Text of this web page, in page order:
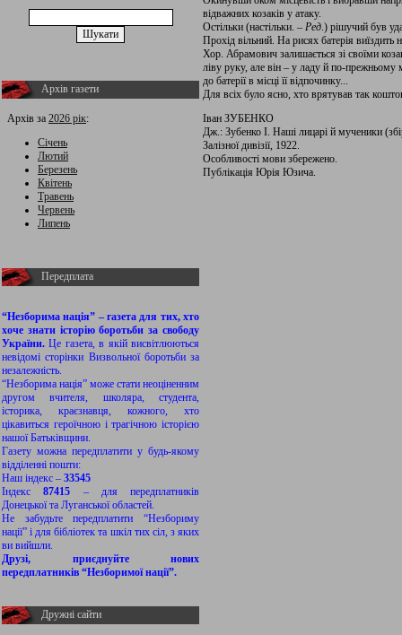
Архів газети
Архів за 2026 рік:
Січень
Лютий
Березень
Квітень
Травень
Червень
Липень
Передплата
“Незборима нація” – газета для тих, хто
хоче знати історію боротьби за свободу
України.Це газета, в якій висвітлюються
невідомі сторінки Визвольної боротьби за
незалежність.
“Незборима нація” може стати неоціненним
другом вчителя, школяра, студента,
історика, краєзнавця, кожного, хто
цікавиться героїчною і трагічною історією
нашої Батьківщини.
Газету можна передплатити у будь-якому
відділенні пошти:
Наш індекс – 33545
Індекс87415 – для передплатників
Донецької та Луганської областей.
Не забудьте передплатити “Незбориму
нації” і для бібліотек та шкіл тих сіл, з яких
ви вийшли.
Друзі, приєднуйте нових
передплатників “Незборимої нації”.
Дружні сайти
відважних козаків у атаку.
Остільки (настільки. – Ред.) рішучий був
Прохід вільний. На рисях батерія
Хор. Абрамович залишається зі своїми
ліву руку, але він – у ладу й по-
до батерії в місці її відпочинку...
Для всіх було ясно, хто врятував так
Іван ЗУБЕНКО
Дж.: Зубенко І. Наші лицарі й мученики
Залізної дивізії, 1922.
Особливості мови збережено.
Публікація Юрія Юзича.